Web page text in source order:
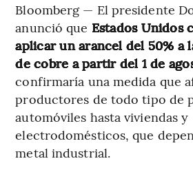
Bloomberg — El presidente
anunció que Estados Unidos
aplicar un arancel del 50% a
de cobre a partir del 1 de
confirmaría una medida que
productores de todo tipo de
automóviles hasta viviendas y
electrodomésticos, que
metal industrial.